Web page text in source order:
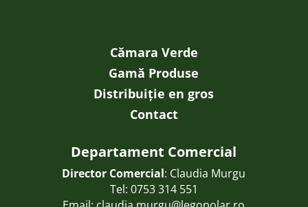
Cămara Verde
Gamă Produse
Distribuiție en gros
Contact
Departament Comercial
Director Comercial: Claudia Murgu
Tel: 0753 314 551